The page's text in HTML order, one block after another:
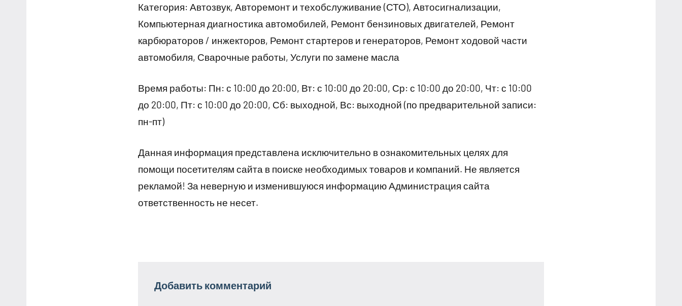
Категория: Автозвук, Авторемонт и техобслуживание (СТО), Автосигнализации,
Компьютерная диагностика автомобилей, Ремонт бензиновых двигателей, Ремонт
карбюраторов / инжекторов, Ремонт стартеров и генераторов, Ремонт ходовой части
автомобиля, Сварочные работы, Услуги по замене масла
Время работы: Пн: с 10:00 до 20:00, Вт: с 10:00 до 20:00, Ср: с 10:00 до 20:00, Чт: с 10:00
до 20:00, Пт: с 10:00 до 20:00, Сб: выходной, Вс: выходной (по предварительной записи:
пн-пт)
Данная информация представлена исключительно в ознакомительных целях для
помощи посетителям сайта в поиске необходимых товаров и компаний. Не является
рекламой! За неверную и изменившуюся информацию Администрация сайта
ответственность не несет.
Добавить комментарий